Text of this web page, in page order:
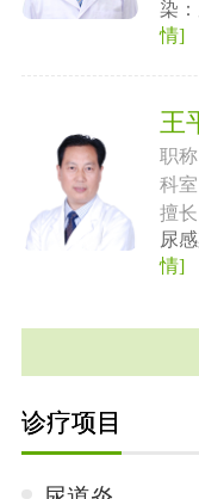
染
情]
王
职称
科室
擅长
尿
情]
诊疗项目